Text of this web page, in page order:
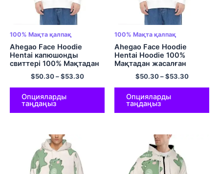
100% Мақта қалпақ
Ahegao Face Hoodie
Hentai капюшонды
свиттері 100% Мақтадан
жасалған ұзын жеңді
пуловер көп түсті
$50.30–$53.30
Опцияларды
таңдаңыз
100% Мақта қалпақ
Ahegao Face Hoodie
Hentai Hoodie 100%
Мақтадан жасалған
габаритті капюшонды көп
түсті жемпір
$50.30–$53.30
Опцияларды
таңдаңыз